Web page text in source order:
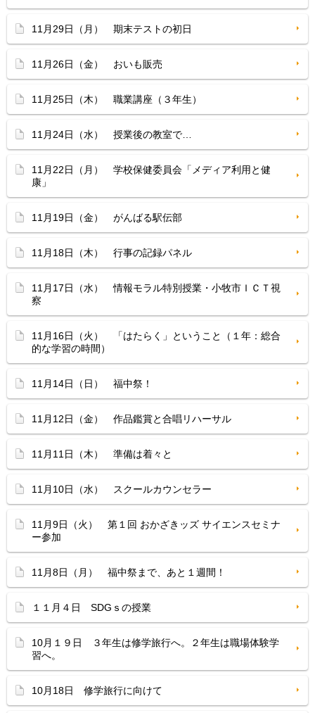
11月29日（月） 期末テストの初日
11月26日（金） おいも販売
11月25日（木） 職業講座（３年生）
11月24日（水） 授業後の教室で…
11月22日（月） 学校保健委員会「メディア利用と健
康」
11月19日（金） がんばる駅伝部
11月18日（木） 行事の記録パネル
11月17日（水） 情報モラル特別授業・小牧市ＩＣＴ視
察
11月16日（火） 「はたらく」ということ（１年：総合
的な学習の時間）
11月14日（日） 福中祭！
11月12日（金） 作品鑑賞と合唱リハーサル
11月11日（木） 準備は着々と
11月10日（水） スクールカウンセラー
11月9日（火） 第１回 おかざきッズ サイエンスセミナ
ー参加
11月8日（月） 福中祭まで、あと１週間！
１１月４日 SDGｓの授業
10月１９日 ３年生は修学旅行へ。２年生は職場体験学
習へ。
10月18日 修学旅行に向けて